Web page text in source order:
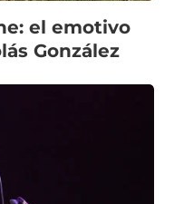
el emotivo
González